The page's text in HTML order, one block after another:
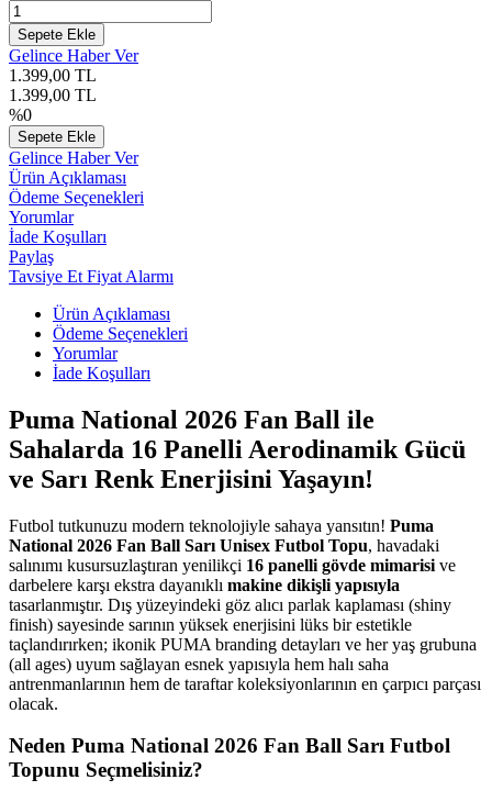
Sepete Ekle
Gelince Haber Ver
1.399,00 TL
1.399,00 TL
%0
Sepete Ekle
Gelince Haber Ver
Ürün Açıklaması
Ödeme Seçenekleri
Yorumlar
İade Koşulları
Paylaş
Tavsiye Et Fiyat Alarmı
Ürün Açıklaması
Ödeme Seçenekleri
Yorumlar
İade Koşulları
Puma National 2026 Fan Ball ile
Sahalarda 16 Panelli Aerodinamik Gücü
ve Sarı Renk Enerjisini Yaşayın!
Futbol tutkunuzu modern teknolojiyle sahaya yansıtın! Puma
National 2026 Fan Ball Sarı Unisex Futbol Topu, havadaki
salınımı kusursuzlaştıran yenilikçi 16 panelli gövde mimarisi ve
darbelere karşı ekstra dayanıklı makine dikişli yapısıyla
tasarlanmıştır. Dış yüzeyindeki göz alıcı parlak kaplaması (shiny
finish) sayesinde sarının yüksek enerjisini lüks bir estetikle
taçlandırırken; ikonik PUMA branding detayları ve her yaş grubuna
(all ages) uyum sağlayan esnek yapısıyla hem halı saha
antrenmanlarının hem de taraftar koleksiyonlarının en çarpıcı parçası
olacak.
Neden Puma National 2026 Fan Ball Sarı Futbol
Topunu Seçmelisiniz?